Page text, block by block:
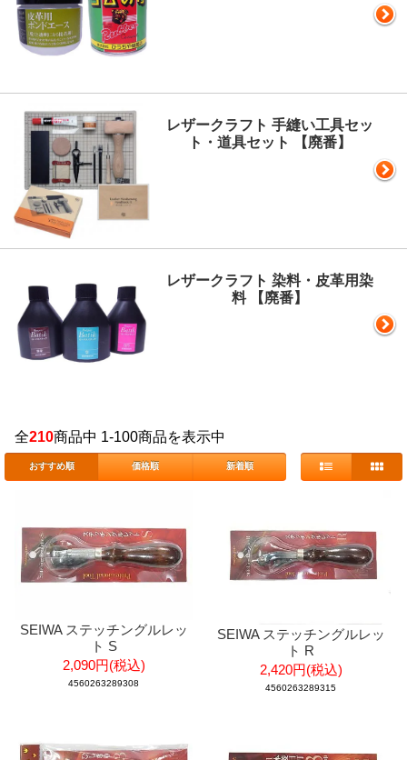
レザークラフト 手縫い工具セッ
ト・道具セット 【廃番】
レザークラフト 染料・皮革用染
料 【廃番】
全210商品中 1-100商品を表示中
おすすめ順 価格順 新着順
SEIWA ステッチングルレッ
ト S
2,090円(税込)
4560263289308
SEIWA ステッチングルレッ
ト R
2,420円(税込)
4560263289315